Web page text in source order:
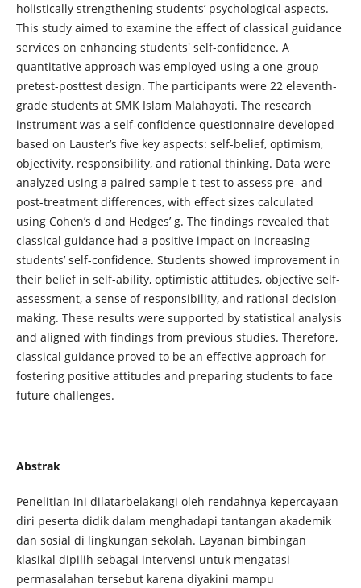
holistically strengthening students’ psychological aspects.
This study aimed to examine the effect of classical guidance
services on enhancing students' self-confidence. A
quantitative approach was employed using a one-group
pretest-posttest design. The participants were 22 eleventh-
grade students at SMK Islam Malahayati. The research
instrument was a self-confidence questionnaire developed
based on Lauster’s five key aspects: self-belief, optimism,
objectivity, responsibility, and rational thinking. Data were
analyzed using a paired sample t-test to assess pre- and
post-treatment differences, with effect sizes calculated
using Cohen’s d and Hedges’ g. The findings revealed that
classical guidance had a positive impact on increasing
students’ self-confidence. Students showed improvement in
their belief in self-ability, optimistic attitudes, objective self-
assessment, a sense of responsibility, and rational decision-
making. These results were supported by statistical analysis
and aligned with findings from previous studies. Therefore,
classical guidance proved to be an effective approach for
fostering positive attitudes and preparing students to face
future challenges.
Abstrak
Penelitian ini dilatarbelakangi oleh rendahnya kepercayaan
diri peserta didik dalam menghadapi tantangan akademik
dan sosial di lingkungan sekolah. Layanan bimbingan
klasikal dipilih sebagai intervensi untuk mengatasi
permasalahan tersebut karena diyakini mampu